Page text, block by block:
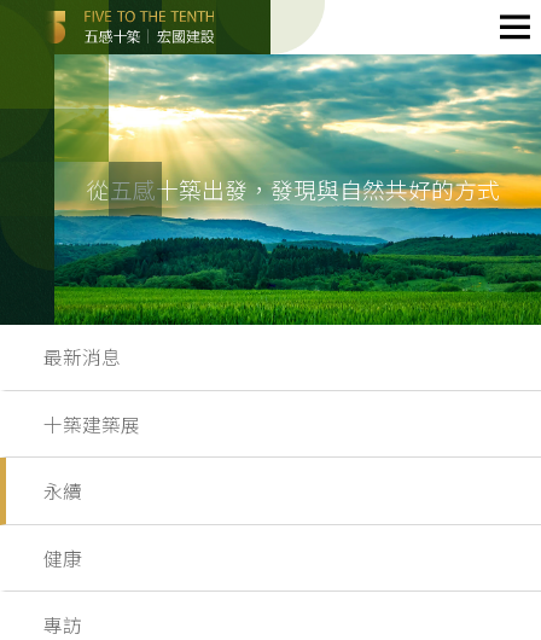
從五感十築出發，發現與自然共好的方式
最新消息
十築建築展
永續
健康
專訪